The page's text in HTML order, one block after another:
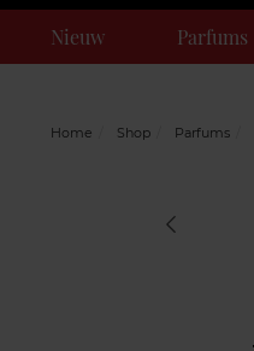
Nieuw Parfums
Home Shop Parfums